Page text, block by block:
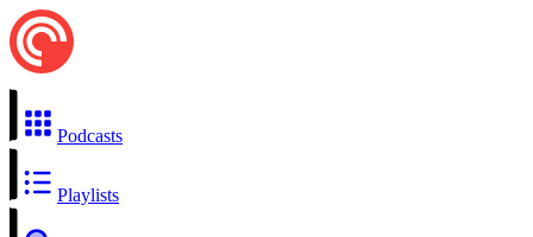
Podcasts
Playlists